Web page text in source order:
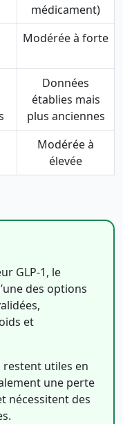
médicament)
Modérée à forte
Données
établies mais
plus anciennes
Modérée à
élevée
GLP-1, le
des options
et
restent utiles en
une perte
nécessitent des